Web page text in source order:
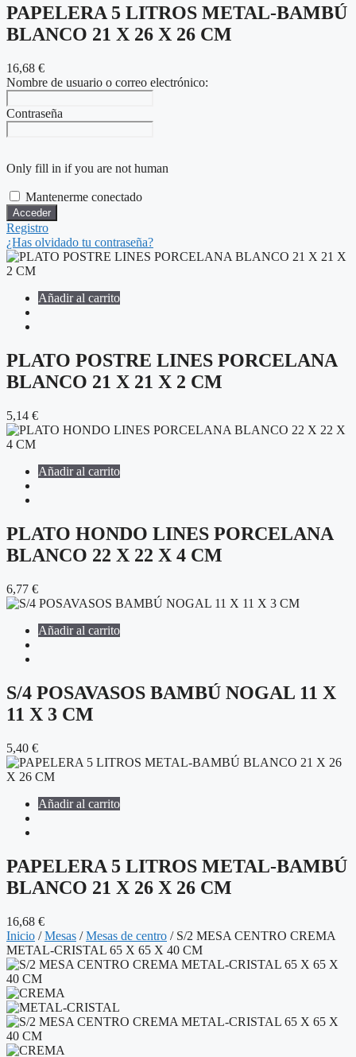
PAPELERA 5 LITROS METAL-BAMBÚ
BLANCO 21 X 26 X 26 CM
16,68 €
Nombre de usuario o correo electrónico:
Contraseña
Only fill in if you are not human
Mantenerme conectado
Registro
¿Has olvidado tu contraseña?
Añadir al carrito
PLATO POSTRE LINES PORCELANA
BLANCO 21 X 21 X 2 CM
5,14 €
Añadir al carrito
PLATO HONDO LINES PORCELANA
BLANCO 22 X 22 X 4 CM
6,77 €
Añadir al carrito
S/4 POSAVASOS BAMBÚ NOGAL 11 X
11 X 3 CM
5,40 €
Añadir al carrito
PAPELERA 5 LITROS METAL-BAMBÚ
BLANCO 21 X 26 X 26 CM
16,68 €
Inicio /Mesas /Mesas de centro / S/2 MESA CENTRO CREMA
METAL-CRISTAL 65 X 65 X 40 CM